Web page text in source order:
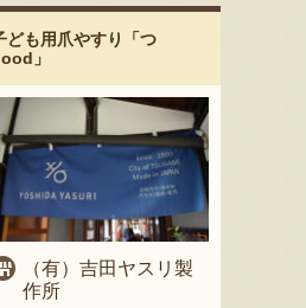
ども用爪やすり「つ
」
（有）吉田ヤスリ製
作所